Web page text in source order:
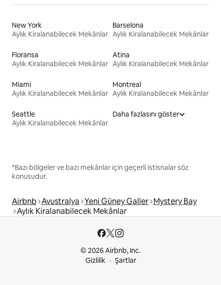
New York
Aylık Kiralanabilecek Mekânlar
Barselona
Aylık Kiralanabilecek Mekânlar
Floransa
Aylık Kiralanabilecek Mekânlar
Atina
Aylık Kiralanabilecek Mekânlar
Miami
Aylık Kiralanabilecek Mekânlar
Montreal
Aylık Kiralanabilecek Mekânlar
Seattle
Aylık Kiralanabilecek Mekânlar
Daha fazlasını göster
*Bazı bölgeler ve bazı mekânlar için geçerli istisnalar söz
konusudur.
Airbnb Avustralya Yeni Güney Galler Mystery Bay
Aylık Kiralanabilecek Mekânlar
© 2026 Airbnb, Inc.
Gizlilik
Şartlar